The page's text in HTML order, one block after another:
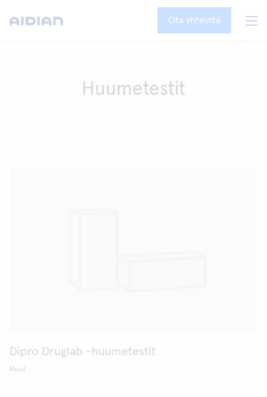
Ota yhteyttä
Huumetestit
Dipro Druglab -huumetestit
Muut